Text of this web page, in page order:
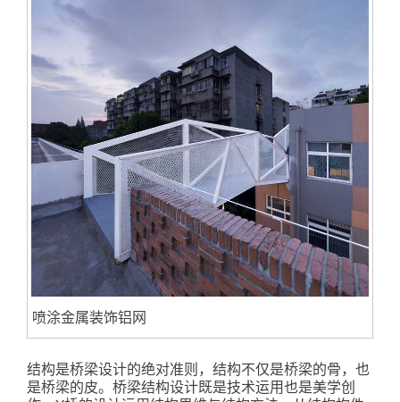
喷涂金属装饰铝网
结构是桥梁设计的绝对准则，结构不仅是桥梁的骨，也
是桥梁的皮。桥梁结构设计既是技术运用也是美学创